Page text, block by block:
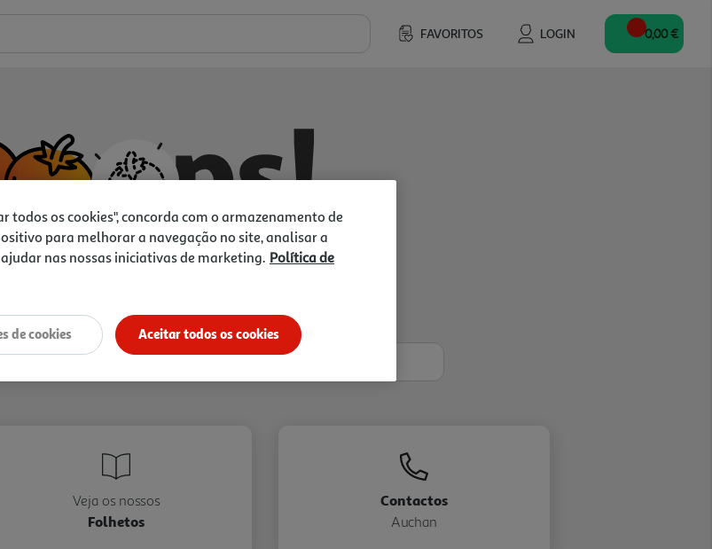
FAVORITOS LOGIN 0,00 €
tentar de novo?
Veja os nossos
Folhetos
Contactos
Auchan
todos os cookies", concorda com o armazenamento de
para melhorar a navegação no site, analisar a
nas nossas iniciativas de marketing. Política de
Aceitar todos os cookies
de cookies